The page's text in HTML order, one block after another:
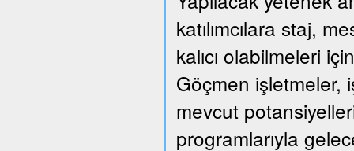
katılımcılara staj,
kalıcı olabilmeleri
Göçmen işletmeler,
mevcut
programlarıyla